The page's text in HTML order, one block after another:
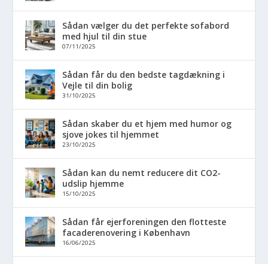
Sådan vælger du det perfekte sofabord
med hjul til din stue
07/11/2025
Sådan får du den bedste tagdækning i
Vejle til din bolig
31/10/2025
Sådan skaber du et hjem med humor og
sjove jokes til hjemmet
23/10/2025
Sådan kan du nemt reducere dit CO2-
udslip hjemme
15/10/2025
Sådan får ejerforeningen den flotteste
facaderenovering i København
16/06/2025